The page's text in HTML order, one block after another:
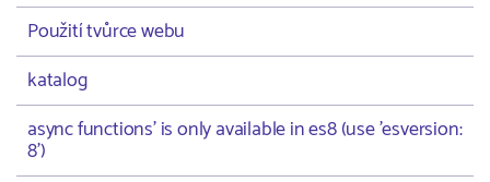
Použití tvůrce webu
katalog
async functions' is only available in es8 (use 'esversion:
8')